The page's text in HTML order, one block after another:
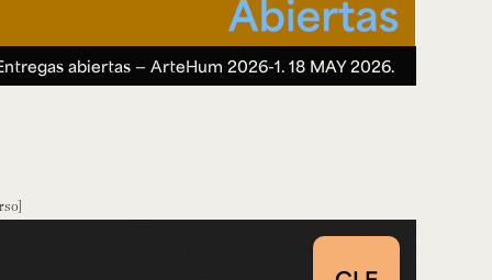
abiertas — ArteHum 2026-1.18 MAY 2026.